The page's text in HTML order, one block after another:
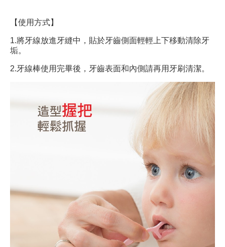
【使用方式】
1.將牙線放進牙縫中，貼於牙齒側面輕輕上下移動清除牙
垢。
2.牙線棒使用完畢後，牙齒表面和內側請再用牙刷清潔。